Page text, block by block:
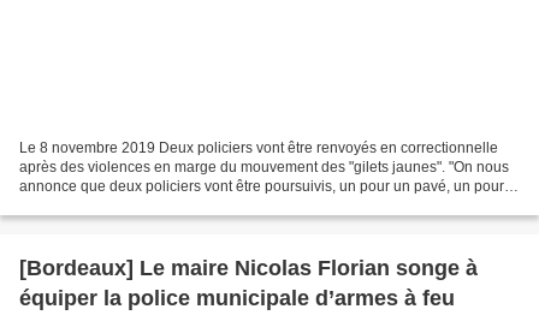
Le 8 novembre 2019 Deux policiers vont être renvoyés en correctionnelle
après des violences en marge du mouvement des "gilets jaunes". "On nous
annonce que deux policiers vont être poursuivis, un pour un pavé, un pour
[Bordeaux] Le maire Nicolas Florian songe à
équiper la police municipale d’armes à feu